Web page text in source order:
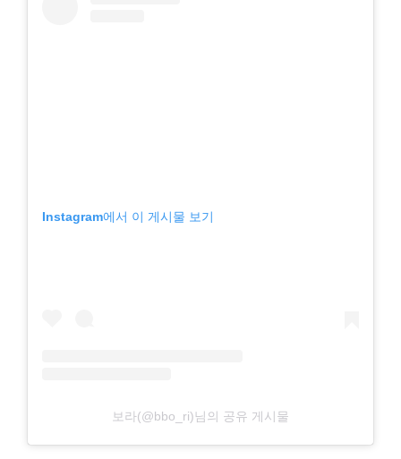
Instagram에서 이 게시물 보기
보라(@bbo_ri)님의 공유 게시물